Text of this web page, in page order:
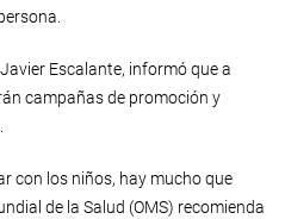
Escalante, informó que a
campañas de promoción y
con los niños, hay mucho que
de la Salud (OMS) recomienda